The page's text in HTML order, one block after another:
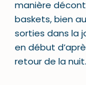
manière
baskets, bien
sorties dans la
en début
retour de la nuit.